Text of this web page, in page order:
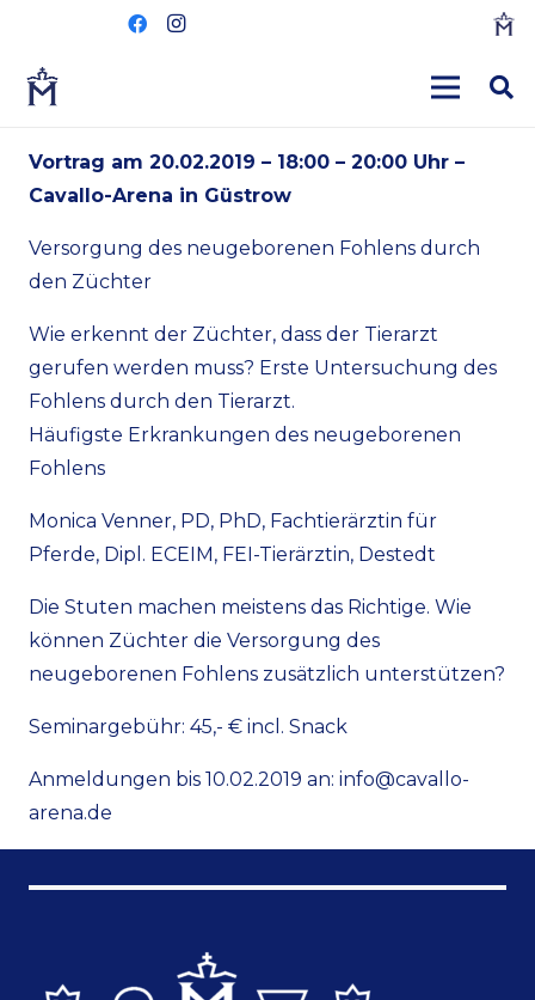
Vortrag am 20.02.2019 – 18:00 – 20:00 Uhr –
Cavallo-Arena in Güstrow
Versorgung des neugeborenen Fohlens durch
den Züchter
Wie erkennt der Züchter, dass der Tierarzt
gerufen werden muss? Erste Untersuchung des
Fohlens durch den Tierarzt.
Häufigste Erkrankungen des neugeborenen
Fohlens
Monica Venner, PD, PhD, Fachtierärztin für
Pferde, Dipl. ECEIM, FEI-Tierärztin, Destedt
Die Stuten machen meistens das Richtige. Wie
können Züchter die Versorgung des
neugeborenen Fohlens zusätzlich unterstützen?
Seminargebühr: 45,- € incl. Snack
Anmeldungen bis 10.02.2019 an: info@cavallo-
arena.de